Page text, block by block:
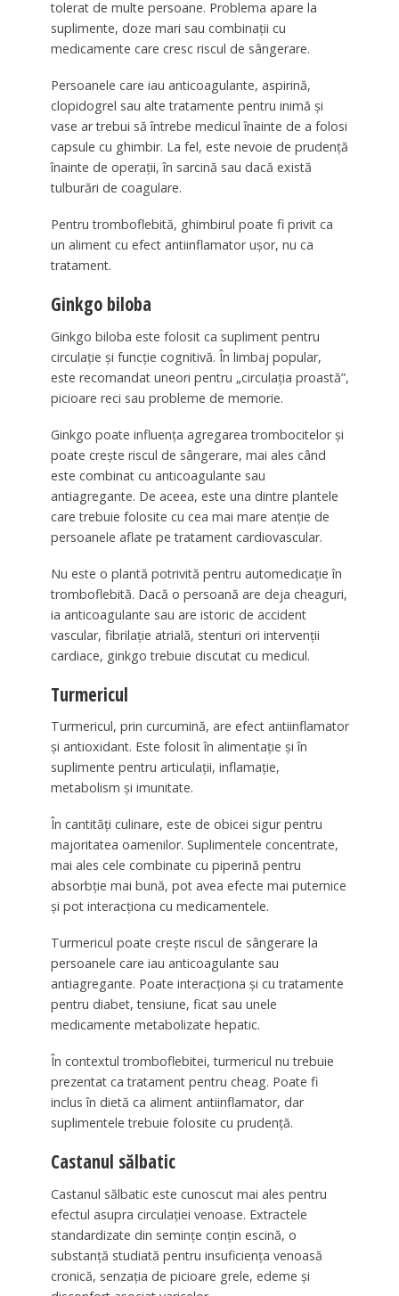
tolerat de multe persoane. Problema apare la
suplimente, doze mari sau combinații cu
medicamente care cresc riscul de sângerare.
Persoanele care iau anticoagulante, aspirină,
clopidogrel sau alte tratamente pentru inimă și
vase ar trebui să întrebe medicul înainte de a folosi
capsule cu ghimbir. La fel, este nevoie de prudență
înainte de operații, în sarcină sau dacă există
tulburări de coagulare.
Pentru tromboflebită, ghimbirul poate fi privit ca
un aliment cu efect antiinflamator ușor, nu ca
tratament.
Ginkgo biloba
Ginkgo biloba este folosit ca supliment pentru
circulație și funcție cognitivă. În limbaj popular,
este recomandat uneori pentru „circulația proastă”,
picioare reci sau probleme de memorie.
Ginkgo poate influența agregarea trombocitelor și
poate crește riscul de sângerare, mai ales când
este combinat cu anticoagulante sau
antiagregante. De aceea, este una dintre plantele
care trebuie folosite cu cea mai mare atenție de
persoanele aflate pe tratament cardiovascular.
Nu este o plantă potrivită pentru automedicație în
tromboflebită. Dacă o persoană are deja cheaguri,
ia anticoagulante sau are istoric de accident
vascular, fibrilație atrială, stenturi ori intervenții
cardiace, ginkgo trebuie discutat cu medicul.
Turmericul
Turmericul, prin curcumină, are efect antiinflamator
și antioxidant. Este folosit în alimentație și în
suplimente pentru articulații, inflamație,
metabolism și imunitate.
În cantități culinare, este de obicei sigur pentru
majoritatea oamenilor. Suplimentele concentrate,
mai ales cele combinate cu piperină pentru
absorbție mai bună, pot avea efecte mai puternice
și pot interacționa cu medicamentele.
Turmericul poate crește riscul de sângerare la
persoanele care iau anticoagulante sau
antiagregante. Poate interacționa și cu tratamente
pentru diabet, tensiune, ficat sau unele
medicamente metabolizate hepatic.
În contextul tromboflebitei, turmericul nu trebuie
prezentat ca tratament pentru cheag. Poate fi
inclus în dietă ca aliment antiinflamator, dar
suplimentele trebuie folosite cu prudență.
Castanul sălbatic
Castanul sălbatic este cunoscut mai ales pentru
efectul asupra circulației venoase. Extractele
standardizate din semințe conțin escină, o
substanță studiată pentru insuficiența venoasă
cronică, senzația de picioare grele, edeme și